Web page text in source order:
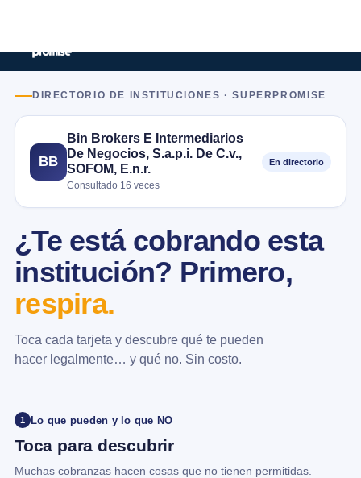
DIRECTORIO DE INSTITUCIONES · SUPERPROMISE
BB
Bin Brokers E Intermediarios
De Negocios, S.a.p.i. De C.v.,
SOFOM, E.n.r.
Consultado 16 veces
En directorio
¿Te está cobrando esta
institución? Primero,
respira.
Toca cada tarjeta y descubre qué te pueden
hacer legalmente… y qué no. Sin costo.
1 Lo que pueden y lo que NO
Toca para descubrir
Muchas cobranzas hacen cosas que no tienen permitidas.